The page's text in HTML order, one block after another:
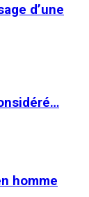
d’une
homme